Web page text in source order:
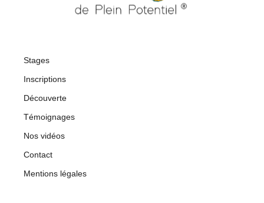
Stages
Inscriptions
Découverte
Témoignages
Nos vidéos
Contact
Mentions légales